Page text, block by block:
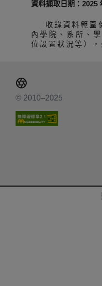
資料擷取日期：2025
收錄資料範圍
內學院、系所、
位設置狀況等）
© 2010–2025